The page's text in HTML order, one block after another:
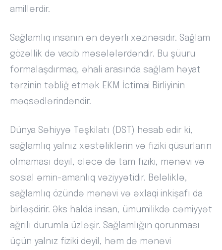
amillərdir.
Sağlamlıq insanın ən dəyərli xəzinəsidir. Sağlam
gözəllik də vacib məsələlərdəndir. Bu şüuru
formalaşdırmaq, əhali arasında sağlam həyat
tərzinin təbliğ etmək EKM İctimai Birliyinin
məqsədlərindəndir.
Dünya Səhiyyə Təşkilatı (DST) hesab edir ki,
sağlamlıq yalnız xəstəliklərin və fiziki qüsurların
olmaması deyil, eləcə də tam fiziki, mənəvi və
sosial əmin-amanlıq vəziyyətidir. Beləliklə,
sağlamlıq özündə mənəvi və əxlaqi inkişafı da
birləşdirir. Əks halda insan, ümumilikdə cəmiyyət
ağrılı durumla üzləşir. Sağlamlığın qorunması
üçün yalnız fiziki deyil, həm də mənəvi